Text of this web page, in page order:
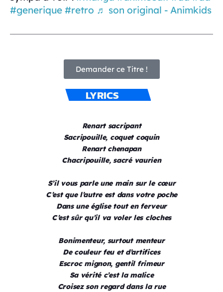
#generique #retro ♬ son original - Animkids
Demander ce Titre !
LYRICS
Renart sacripant
Sacripouille, coquet coquin
Renart chenapan
Chacripouille, sacré vaurien
S’il vous parle une main sur le cœur
C’est que l’autre est dans votre poche
Dans une église tout en ferveur
C’est sûr qu’il va voler les cloches
Bonimenteur, surtout menteur
De couleur feu et d’artifices
Escroc mignon, gentil frimeur
Sa vérité c’est la malice
Croisez son regard dans la rue